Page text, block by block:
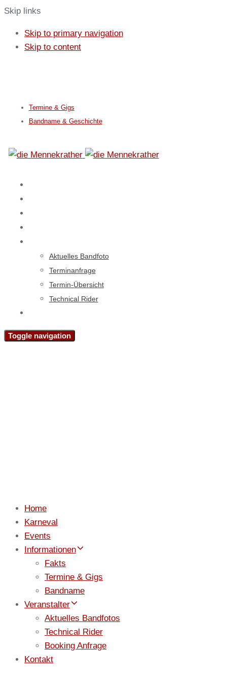
Skip links
Skip to primary navigation
Skip to content
Termine & Gigs
Bandname & Geschichte
Aktuelles Bandfoto
Terminanfrage
Termin-Übersicht
Technical Rider
Toggle navigation
Home
Karneval
Events
Informationen
Fakts
Termine & Gigs
Bandname
Veranstalter
Aktuelles Bandfotos
Technical Rider
Booking Anfrage
Kontakt